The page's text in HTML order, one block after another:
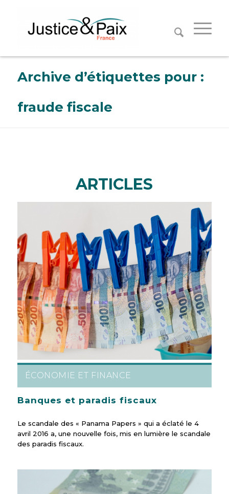
Archive d’étiquettes pour :
fraude fiscale
ARTICLES
ÉCONOMIE ET FINANCE
Banques et paradis fiscaux
Le scandale des « Panama Papers » qui a éclaté le 4
avril 2016 a, une nouvelle fois, mis en lumière le scandale
des paradis fiscaux.